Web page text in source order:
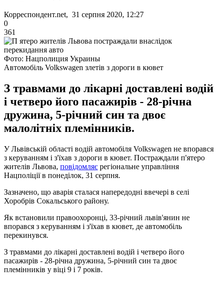
Корреспондент.net, 31 серпня 2020, 12:27
0
361
Фото: Нацполиция Украины
Автомобіль Volkswagen злетів з дороги в кювет
З травмами до лікарні доставлені водій
і четверо його пасажирів - 28-річна
дружина, 5-річний син та двоє
малолітніх племінників.
У Львівській області водій автомобіля Volkswagen не впорався
з керуванням і з'їхав з дороги в кювет. Постраждали п'ятеро
жителів Львова, повідомляє регіональне управління
Нацполіції в понеділок, 31 серпня.
Зазначено, що аварія сталася напередодні ввечері в селі
Хоробрів Сокальського району.
Як встановили правоохоронці, 33-річний львів'янин не
впорався з керуванням і з'їхав в кювет, де автомобіль
перекинувся.
З травмами до лікарні доставлені водій і четверо його
пасажирів - 28-річна дружина, 5-річний син та двоє
племінників у віці 9 і 7 років.